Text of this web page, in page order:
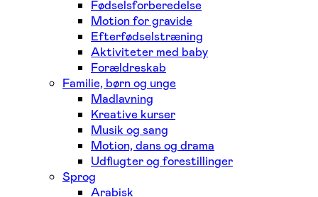
Fødselsforberedelse
Motion for gravide
Efterfødselstræning
Aktiviteter med baby
Forældreskab
Familie, børn og unge
Madlavning
Kreative kurser
Musik og sang
Motion, dans og drama
Udflugter og forestillinger
Sprog
Arabisk